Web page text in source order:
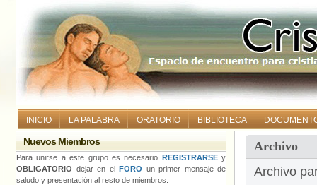
INICIO LA PALABRA ORATORIO BIBLIOTECA
Archivo
Archivo
Nuevos Miembros
Para unirse a este grupo es necesario REGISTRARSEy
OBLIGATORIO dejar en el FORO un primer mensaje de
saludo y presentación al resto de miembros.